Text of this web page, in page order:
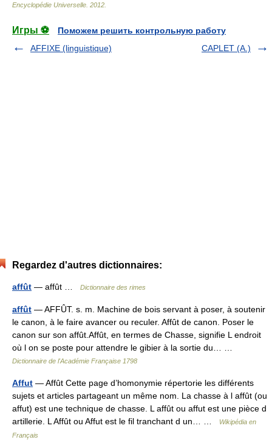
Encyclopédie Universelle 2012
Игры ⚽
Поможем решить контрольную работу
AFFIXE (linguistique)
CAPLET (A.)
Regardez d'autres dictionnaires:
affût — affût … Dictionnaire des rimes
affût — AFFÛT. s. m. Machine de bois servant à poser, à soutenir
le canon, à le faire avancer ou reculer. Affût de canon. Poser le
canon sur son affût.Affût, en termes de Chasse, signifie L endroit
où l on se poste pour attendre le gibier à la sortie du… …
Dictionnaire de l'Académie Française 1798
Affut — Affût Cette page d’homonymie répertorie les différents
sujets et articles partageant un même nom. La chasse à l affût (ou
affut) est une technique de chasse. L affût ou affut est une pièce d
artillerie. L Affût ou Affut est le fil tranchant d un… …
Wikipédia en
Français